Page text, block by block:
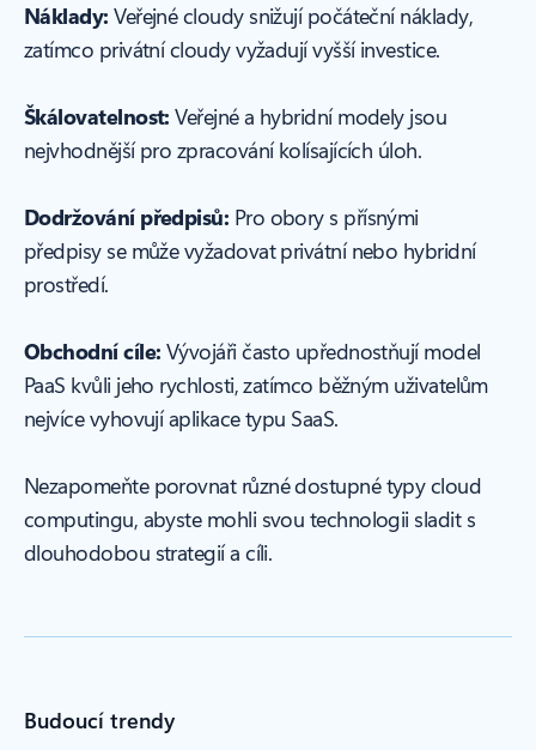
Náklady: Veřejné cloudy snižují počáteční náklady,
zatímco privátní cloudy vyžadují vyšší investice.
Škálovatelnost:Veřejné a hybridní modely jsou
nejvhodnější pro zpracování kolísajících úloh.
Dodržování předpisů: Pro obory s přísnými
předpisy se může vyžadovat privátní nebo hybridní
prostředí.
Obchodní cíle: Vývojáři často upřednostňují model
PaaS kvůli jeho rychlosti, zatímco běžným uživatelům
nejvíce vyhovují aplikace typu SaaS.
Nezapomeňte porovnat různé dostupné typy cloud
computingu, abyste mohli svou technologii sladit s
dlouhodobou strategií a cíli.
Budoucí trendy